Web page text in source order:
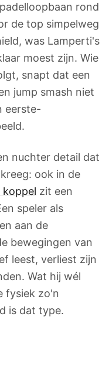
rond
de top simpelweg
was Lamperti's
moest zijn. Wie
snapt dat een
jump smash niet
eerste-
nuchter detail dat
ook in de
zit een
speler als
aan de
bewegingen van
leest, verliest zijn
Wat hij wél
fysiek zo'n
is dat type.